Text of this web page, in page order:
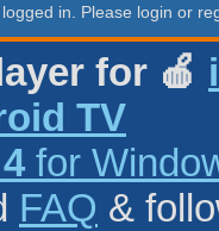
in. Please login or
for 🍎
TV
for
FAQ &